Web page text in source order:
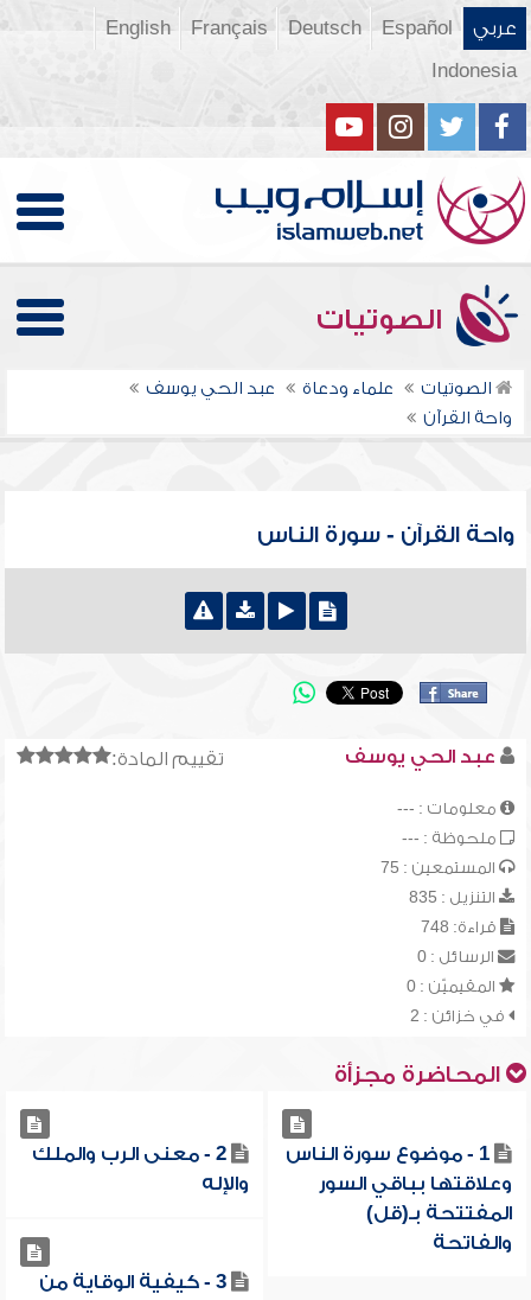
عربي Español
Deutsch
Français
English
Indonesia
الصوتيات
الصوتيات علماء ودعاة
عبد الحي يوسف
واحة القرآن
واحة القرآن - سورة الناس
تقييم المادة: عبد الحي يوسف
معلومات : ---
ملحوظة : ---
المستمعين : 75
التنزيل : 835
قراءة: 748
الرسائل : 0
المقيميّن : 0
في خزائن : 2
المحاضرة مجزأة
1 - موضوع سورة الناس
وعلاقتها بباقي السور
المفتتحة بـ(قل)
والفاتحة
2 - معنى الرب والملك
والإله
3 - كيفية الوقاية من